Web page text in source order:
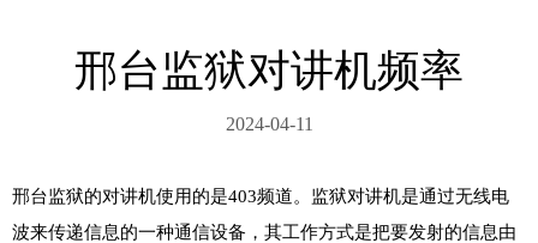
邢台监狱对讲机频率
2024-04-11
邢台监狱的对讲机使用的是403频道。监狱对讲机是通过无线电
波来传递信息的一种通信设备，其工作方式是把要发射的信息由